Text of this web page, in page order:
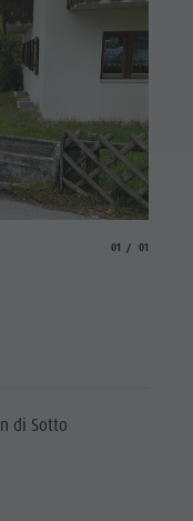
d'acqua
Biotopo
Möser"
Aree
barbecue in
01 01
di Sotto